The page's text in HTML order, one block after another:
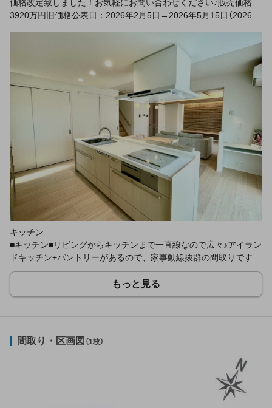
価格改定致しました！お気軽にお問い合わせください♪販売価格
3920万円旧価格公表日：2026年2月5日→2026年5月15日（2026年
キッチン
■キッチン■リビングからキッチンまで一直線なので広々♪アイラン
ドキッチン+パントリーがあるので、家事動線抜群の間取りです♪
室内（2025年4/18）撮影
もっと見る
間取り・区画図 （1枚）